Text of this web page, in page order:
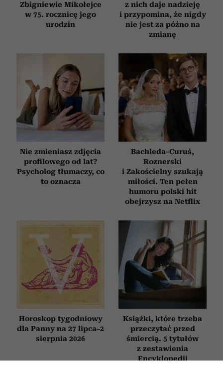
Zbigniewie Mikołejce
w 75. rocznicę jego
urodzin
z nich daje nadzieję
i przypomina, że nigdy
nie jest za późno na
zmianę
Nie zmieniasz zdjęcia
profilowego od lat?
Psycholog tłumaczy, co
to oznacza
Bachleda-Curuś,
Roznerski
i Zakościelny szukają
miłości. Ten pełen
humoru polski hit
obejrzysz na Netflix
Horoskop tygodniowy
dla Panny na 27 lipca–2
sierpnia 2026
Książki, które trzeba
przeczytać przed
śmiercią. 5 tytułów
z zestawienia
Encyklopedii